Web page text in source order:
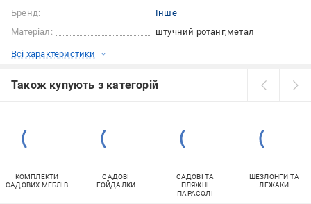
Бренд:
Інше
Матеріал:
штучний ротанг метал
Всі характеристики
Також купують з категорій
КОМПЛЕКТИ
САДОВИХ МЕБЛІВ
САДОВІ
ГОЙДАЛКИ
САДОВІ ТА
ПЛЯЖНІ
ПАРАСОЛІ
ШЕЗЛОНГИ ТА
ЛЕЖАКИ